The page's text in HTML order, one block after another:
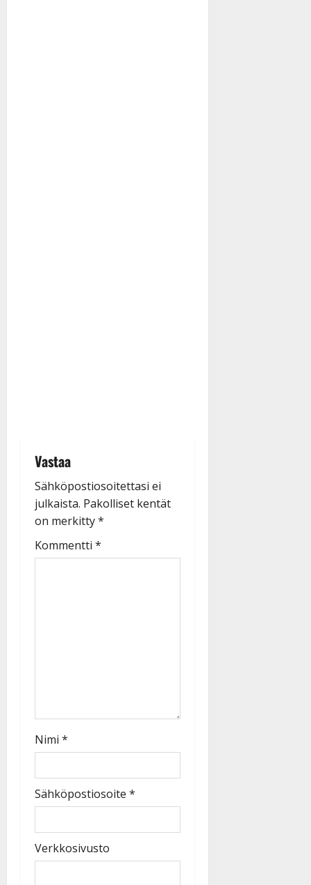
Vastaa
Sähköpostiosoitettasi ei
julkaista. Pakolliset kentät
on merkitty*
Kommentti *
Nimi *
Sähköpostiosoite *
Verkkosivusto